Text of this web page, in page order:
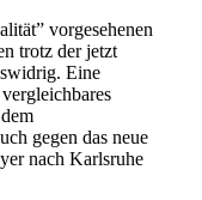
vorgesehenen
trotz der jetzt
Eine
gegen das neue
nach Karlsruhe